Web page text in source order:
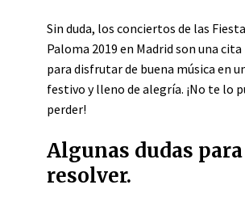
Sin duda, los conciertos de las
Paloma 2019 en Madrid son una
para disfrutar de buena música en
festivo y lleno de alegría. ¡No te lo
perder!
Algunas dudas para
resolver.